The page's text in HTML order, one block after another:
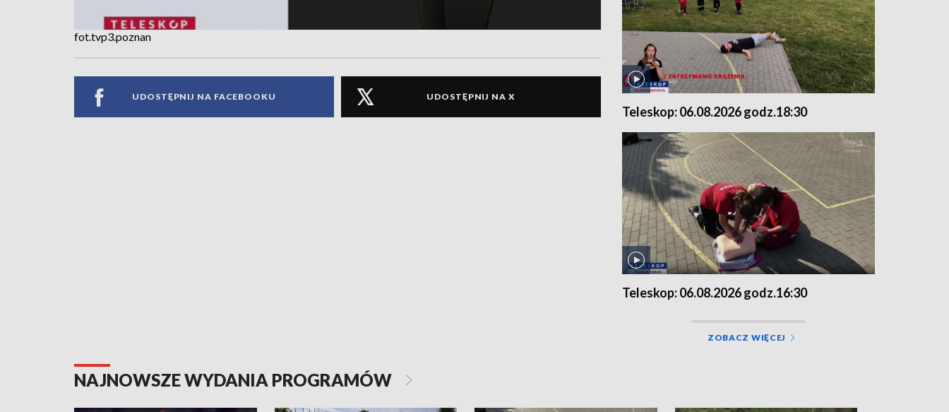
fot.tvp3.poznan
UDOSTĘPNIJ NA FACEBOOKU UDOSTĘPNIJ NA X
Teleskop: 06.08.2026 godz.18:30
Teleskop: 06.08.2026 godz.16:30
ZOBACZ WIĘCEJ
NAJNOWSZE WYDANIA PROGRAMÓW